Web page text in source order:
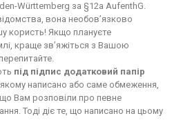
Württemberg за §12a AufenthG.
вона необов’язково
користь! Якщо плануєте
краще зв’яжіться з Вашою
під підпис додатковий папір
написано або саме обмеження,
Вам розповіли про певне
Тоді діє те, що написано на цьому